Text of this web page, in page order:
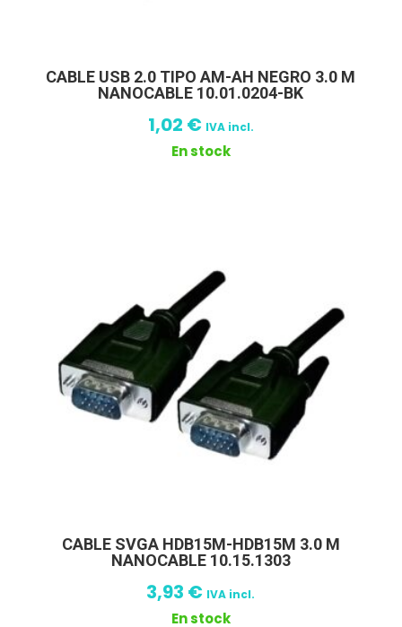
CABLE USB 2.0 TIPO AM-AH NEGRO 3.0 M
NANOCABLE 10.01.0204-BK
1,02 € IVA incl.
En stock
CABLE SVGA HDB15M-HDB15M 3.0 M
NANOCABLE 10.15.1303
3,93 € IVA incl.
En stock